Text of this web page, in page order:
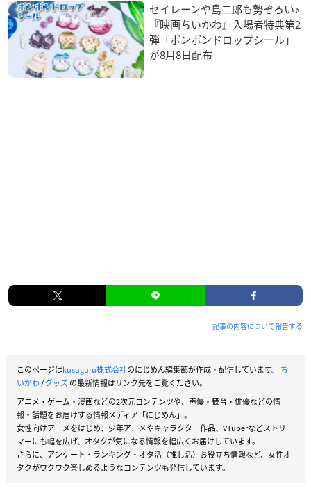
セイレーンや島二郎も勢ぞろい♪
『映画ちいかわ』入場者特典第2
弾「ボンボンドロップシール」
が8月8日配布
記事の内容について報告する
このページはkusuguru株式会社のにじめん編集部が作成・配信しています。 ち
いかわ/グッズの最新情報はリンク先をご覧ください。
アニメ・ゲーム・漫画などの2次元コンテンツや、声優・舞台・俳優などの情
報・話題をお届けする情報メディア「にじめん」。
女性向けアニメをはじめ、少年アニメやキャラクター作品、VTuberなどストリー
マーにも幅を広げ、オタクが気になる情報を幅広くお届けしています。
さらに、アンケート・ランキング・オタ活（推し活）お役立ち情報など、女性オ
タクがワクワク楽しめるようなコンテンツも発信しています。